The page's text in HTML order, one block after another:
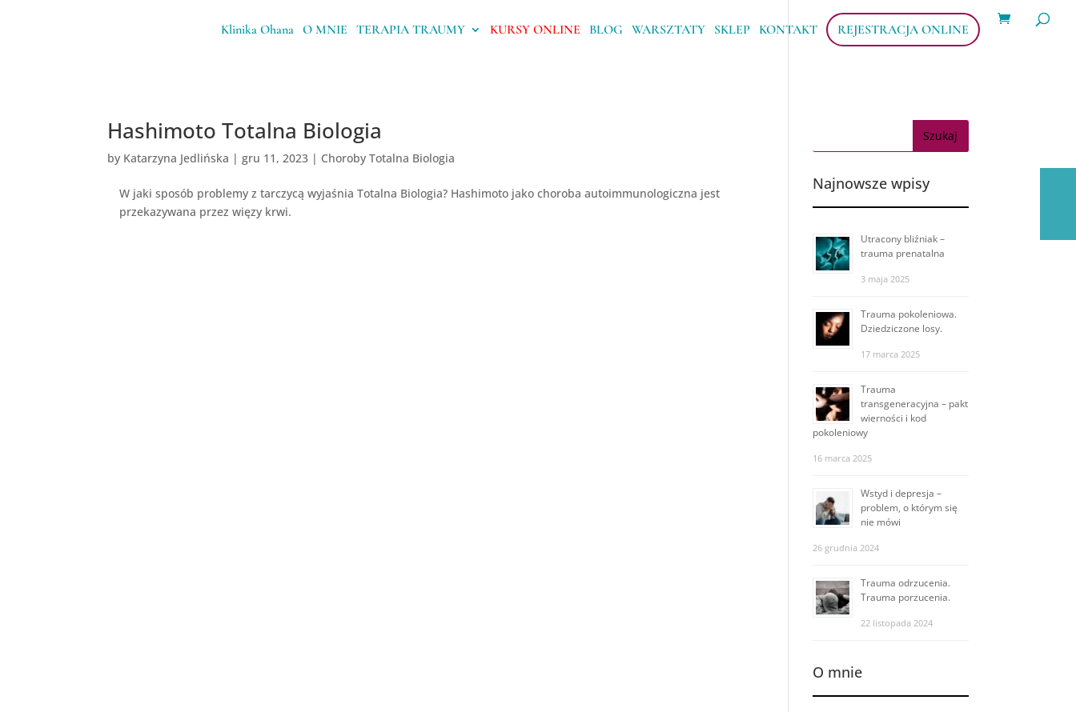
Klinika Ohana O MNIE TERAPIA TRAUMY KURSY ONLINE BLOG WARSZTATY SKLEP KONTAKT REJESTRACJA ONLINE
produktów
Hashimoto Totalna Biologia
by Katarzyna Jedlińska |gru 11, 2023 | Choroby Totalna Biologia
W jaki sposób problemy z tarczycą wyjaśnia Totalna Biologia? Hashimoto jako choroba autoimmunologiczna jest
przekazywana przez więzy krwi.
Najnowsze wpisy
Utracony bliźniak –
trauma prenatalna
3 maja 2025
Trauma pokoleniowa.
Dziedziczone losy.
17 marca 2025
Trauma
transgeneracyjna – pakt
wierności i kod
pokoleniowy
16 marca 2025
Wstyd i depresja –
problem, o którym się
nie mówi
26 grudnia 2024
Trauma odrzucenia.
Trauma porzucenia.
22 listopada 2024
O mnie